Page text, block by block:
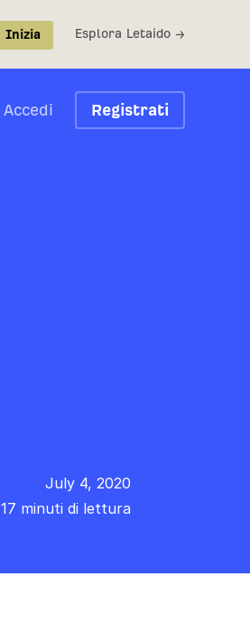
Inizia Esplora Letaido →
Accedi Registrati
July 4, 2020
17 minuti di lettura